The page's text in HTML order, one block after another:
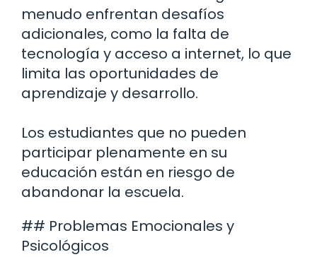
menudo enfrentan desafíos
adicionales, como la falta de
tecnología y acceso a internet, lo que
limita las oportunidades de
aprendizaje y desarrollo.
Los estudiantes que no pueden
participar plenamente en su
educación están en riesgo de
abandonar la escuela.
## Problemas Emocionales y
Psicológicos